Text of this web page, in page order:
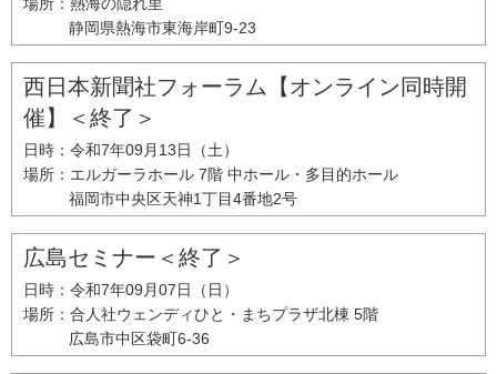
場所： 熱海の隠れ里
静岡県熱海市東海岸町9-23
西日本新聞社フォーラム【オンライン同時開
催】＜終了＞
日時： 令和7年09月13日（土）
場所： エルガーラホール 7階 中ホール・多目的ホール
福岡市中央区天神1丁目4番地2号
広島セミナー＜終了＞
日時： 令和7年09月07日（日）
場所： 合人社ウェンディひと・まちプラザ北棟 5階
広島市中区袋町6-36